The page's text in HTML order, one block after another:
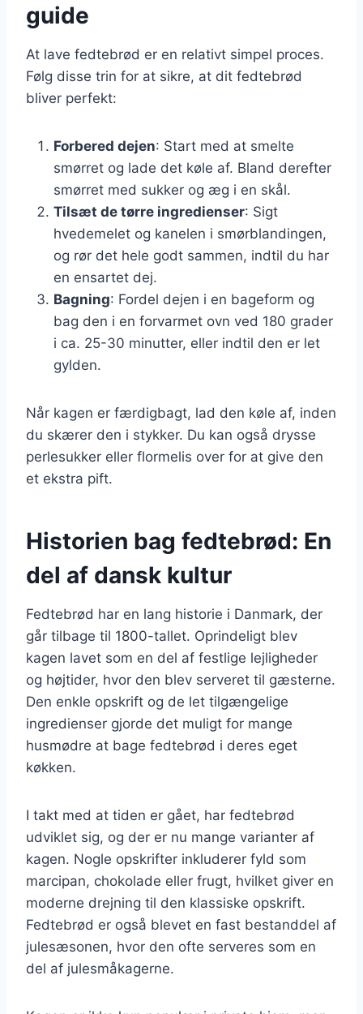
guide
At lave fedtebrød er en relativt simpel proces.
Følg disse trin for at sikre, at dit fedtebrød
bliver perfekt:
Forbered dejen: Start med at smelte
smørret og lade det køle af. Bland derefter
smørret med sukker og æg i en skål.
Tilsæt de tørre ingredienser: Sigt
hvedemelet og kanelen i smørblandingen,
og rør det hele godt sammen, indtil du har
en ensartet dej.
Bagning: Fordel dejen i en bageform og
bag den i en forvarmet ovn ved 180 grader
i ca. 25-30 minutter, eller indtil den er let
gylden.
Når kagen er færdigbagt, lad den køle af, inden
du skærer den i stykker. Du kan også drysse
perlesukker eller flormelis over for at give den
et ekstra pift.
Historien bag fedtebrød: En
del af dansk kultur
Fedtebrød har en lang historie i Danmark, der
går tilbage til 1800-tallet. Oprindeligt blev
kagen lavet som en del af festlige lejligheder
og højtider, hvor den blev serveret til gæsterne.
Den enkle opskrift og de let tilgængelige
ingredienser gjorde det muligt for mange
husmødre at bage fedtebrød i deres eget
køkken.
I takt med at tiden er gået, har fedtebrød
udviklet sig, og der er nu mange varianter af
kagen. Nogle opskrifter inkluderer fyld som
marcipan, chokolade eller frugt, hvilket giver en
moderne drejning til den klassiske opskrift.
Fedtebrød er også blevet en fast bestanddel af
julesæsonen, hvor den ofte serveres som en
del af julesmåkagerne.